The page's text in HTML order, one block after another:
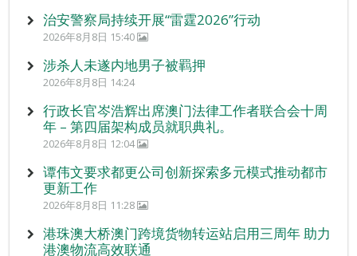
治安警察局持续开展“雷霆2026”行动
2026年8月8日 15:40
涉杀人未遂内地男子被羁押
2026年8月8日 14:24
行政长官岑浩辉出席澳门法律工作者联合会十周
年 – 第四届架构成员就职典礼。
2026年8月8日 12:04
谭伟文要求都更公司创新探索多元模式推动都市
更新工作
2026年8月8日 11:28
港珠澳大桥澳门跨境货物转运站启用三周年 助力
港澳物流高效联通